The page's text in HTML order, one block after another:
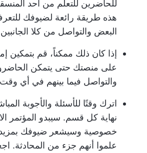
للحاضرين للتعلم من أحد
هذه طريقة رائعة لضيوفك
البعض والتواصل من كلا الجانبين
إذا كان ذلك ممكناً، قم بتمكين
على منصتك حتى يتمكن
والتواصل فيما بينهم في أي
اترك وقتًا للأسئلة والأجوبة
نهاية كل قسم. سيبدو المؤتمر
خصوصية وسيشعر ضيوفك بمزيد
علموا أنهم جزء من المحادثة.